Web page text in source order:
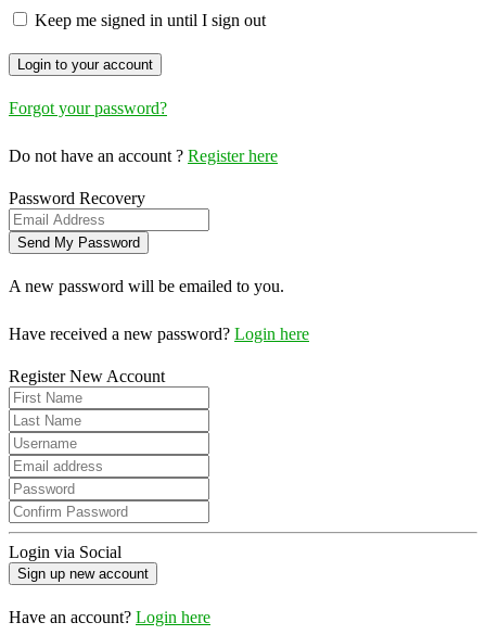
Keep me signed in until I sign out
Forgot your password?
Do not have an account ? Register here
Password Recovery
A new password will be emailed to you.
Have received a new password? Login here
Register New Account
Login via Social
Have an account? Login here